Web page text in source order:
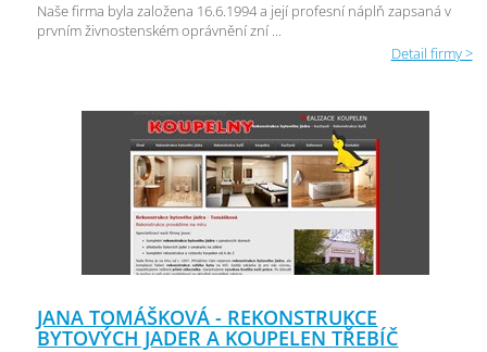
Naše firma byla založena 16.6.1994 a její profesní náplň zapsaná v
prvním živnostenském oprávnění zní ...
Detail firmy >
JANA TOMÁŠKOVÁ - REKONSTRUKCE
BYTOVÝCH JADER A KOUPELEN TŘEBÍČ